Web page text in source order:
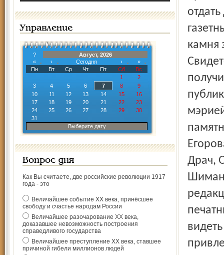
Управление
?
Август, 2026
«
‹ Сегодня ›
»
Пн
Вт Ср Чт Пт Сб
Вс
1
2
3
4 5 6 7 8
9
10
11 12 13 14 15
16
17
18 19 20 21 22
23
24
25 26 27 28 29
30
31
Выберите дату
Вопрос дня
Как Вы считаете, две российские революции 1917
года - это
Величайшее событие ХХ века, принёсшее
свободу и счастье народам России
Величайшее разочарование ХХ века,
доказавшее невозможность построения
справедливого государства
Величайшее преступление ХХ века, ставшее
причиной гибели миллионов людей
камня
Драч,